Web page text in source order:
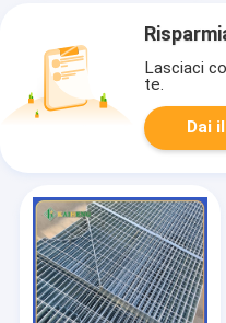
Lasciaci
te.
Dai